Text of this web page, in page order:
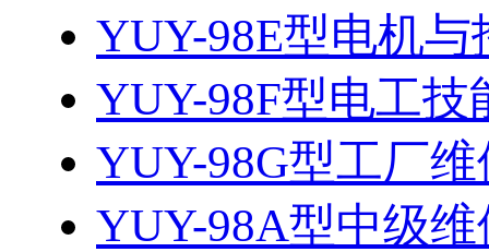
YUY-98E型电机
YUY-98F型电工技
YUY-98G型工厂
YUY-98A型中级